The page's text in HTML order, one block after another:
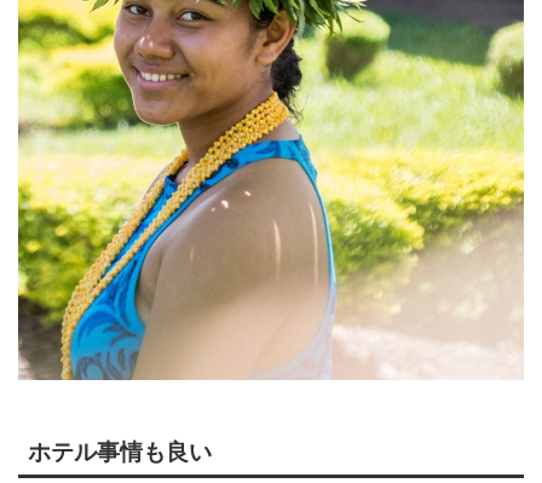
ホテル事情も良い